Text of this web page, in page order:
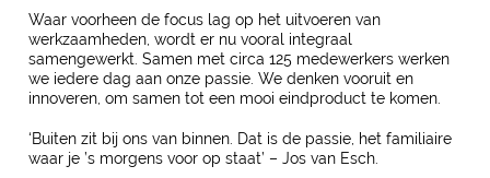
Waar voorheen de focus lag op het uitvoeren van
werkzaamheden, wordt er nu vooral integraal
samengewerkt. Samen met circa 125 medewerkers werken
we iedere dag aan onze passie. We denken vooruit en
innoveren, om samen tot een mooi eindproduct te komen.
‘Buiten zit bij ons van binnen. Dat is de passie, het familiaire
waar je ’s morgens voor op staat’ – Jos van Esch.